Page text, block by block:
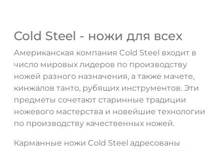
Cold Steel - ножи для всех
Американская компания Cold Steel входит в
число мировых лидеров по производству
ножей разного назначения, а также мачете,
кинжалов танто, рубящих инструментов. Эти
предметы сочетают старинные традиции
ножевого мастерства и новейшие технологии
по производству качественных ножей.
Карманные ножи Cold Steel адресованы